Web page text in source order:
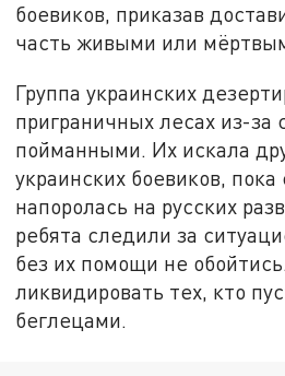
боевиков, приказав
часть живыми или
Группа украинских
приграничных лесах из-за
пойманными. Их искала
украинских боевиков, пока
напоролась на русских
ребята следили за
без их помощи не
ликвидировать тех, кто
беглецами.